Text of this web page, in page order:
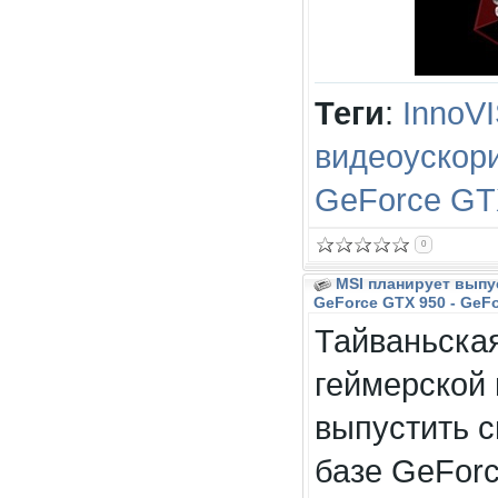
Теги:
GeForce
0
MSI планирует
GeForce GTX 950 -
выпустить
базе